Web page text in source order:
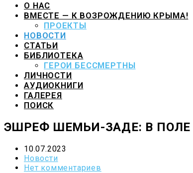
О НАС
ВМЕСТЕ — К ВОЗРОЖДЕНИЮ КРЫМА!
ПРОЕКТЫ
НОВОСТИ
СТАТЬИ
БИБЛИОТЕКА
ГЕРОИ БЕССМЕРТНЫ
ЛИЧНОСТИ
АУДИОКНИГИ
ГАЛЕРЕЯ
ПОИСК
ЭШРЕФ ШЕМЬИ-ЗАДЕ: В
10.07.2023
Новости
Нет комментариев